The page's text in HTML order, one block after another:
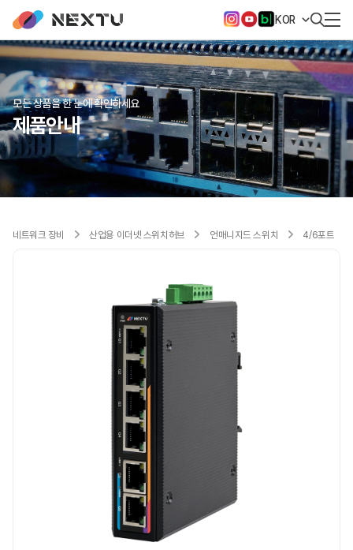
KOR
모든 상품을 한 눈에 확인하세요
제품안내
네트워크 장비 산업용 이더넷 스위치허브 언매니지드 스위치 4/6포트